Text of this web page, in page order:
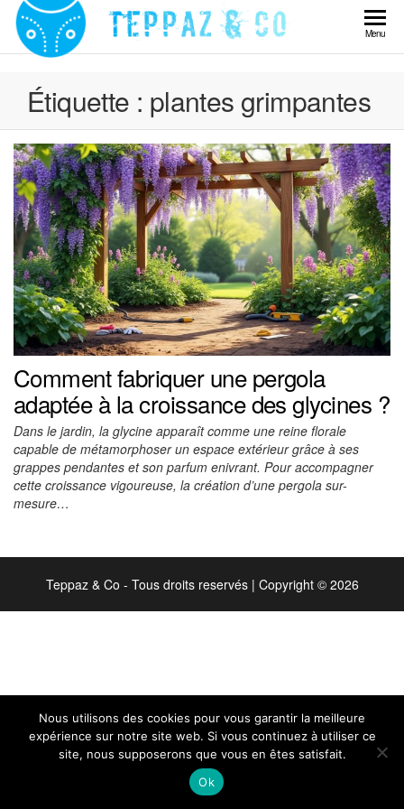
Skip
content
Teppaz
Menu
Étiquette : plantes grimpantes
Comment fabriquer une pergola
adaptée à la croissance des glycines ?
Dans le jardin, la glycine apparaît comme une reine florale
capable de métamorphoser un espace extérieur grâce à ses
grappes pendantes et son parfum enivrant. Pour accompagner
cette croissance vigoureuse, la création d’une pergola sur-
mesure…
Teppaz & Co - Tous droits reservés | Copyright © 2026
Nous utilisons des cookies pour vous garantir la meilleure
expérience sur notre site web. Si vous continuez à utiliser ce
site, nous supposerons que vous en êtes satisfait.
Ok